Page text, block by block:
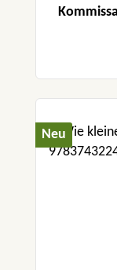
Neu